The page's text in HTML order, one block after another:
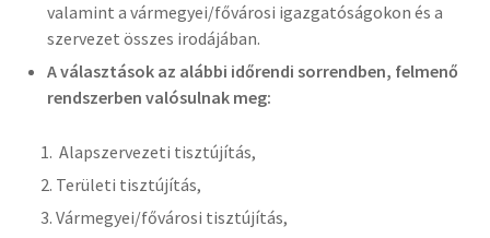
valamint a vármegyei/fővárosi igazgatóságokon és a
szervezet összes irodájában.
A választások az alábbi időrendi sorrendben, felmenő
rendszerben valósulnak meg:
Alapszervezeti tisztújítás,
Területi tisztújítás,
Vármegyei/fővárosi tisztújítás,